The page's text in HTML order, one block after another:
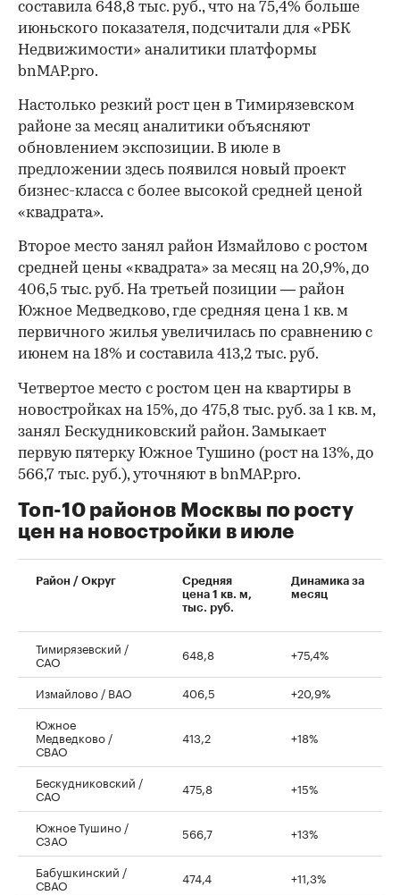
составила 648,8 тыс. руб., что на 75,4% больше
июньского показателя, подсчитали для «РБК
Недвижимости» аналитики платформы
bnMAP.pro.
Настолько резкий рост цен в Тимирязевском
районе за месяц аналитики объясняют
обновлением экспозиции. В июле в
предложении здесь появился новый проект
бизнес-класса с более высокой средней ценой
«квадрата».
Второе место занял район Измайлово с ростом
средней цены «квадрата» за месяц на 20,9%, до
406,5 тыс. руб. На третьей позиции — район
Южное Медведково, где средняя цена 1 кв. м
первичного жилья увеличилась по сравнению с
июнем на 18% и составила 413,2 тыс. руб.
00:00 / 00:00
Четвертое место с ростом цен на квартиры в
новостройках на 15%, до 475,8 тыс. руб. за 1 кв. м,
занял Бескудниковский район. Замыкает
первую пятерку Южное Тушино (рост на 13%, до
566,7 тыс. руб.), уточняют в bnMAP.pro.
Топ-10 районов Москвы по росту
цен на новостройки в июле
Район / Округ
Средняя
цена 1 кв. м,
тыс. руб.
Динамика за
месяц
Тимирязевский /
САО 648,8 +75,4%
Измайлово / ВАО 406,5
+20,9%
Южное
Медведково /
СВАО
413,2 +18%
Бескудниковский /
САО 475,8 +15%
Южное Тушино /
СЗАО 566,7 +13%
Бабушкинский /
СВАО 474,4 +11,3%